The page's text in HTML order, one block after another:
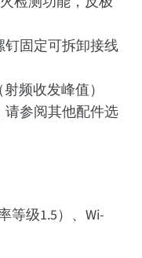
钉固定可拆卸接线
射频收发峰值）
参阅其他配件选
等级1.5）、Wi-